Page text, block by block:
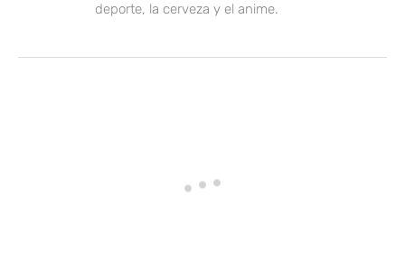
deporte, la cerveza y el anime.